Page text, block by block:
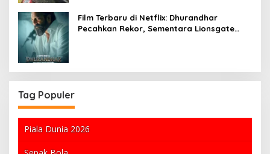
Film Terbaru di Netflix: Dhurandhar
Pecahkan Rekor, Sementara Lionsgate
Tag Populer
Piala Dunia 2026